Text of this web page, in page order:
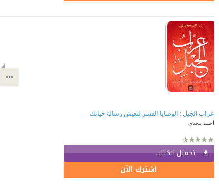
عراب الجبل : الوصايا العشر لتعيش رسالة حياتك
أحمد مجدي
تحميل الكتاب
اشترك الآن